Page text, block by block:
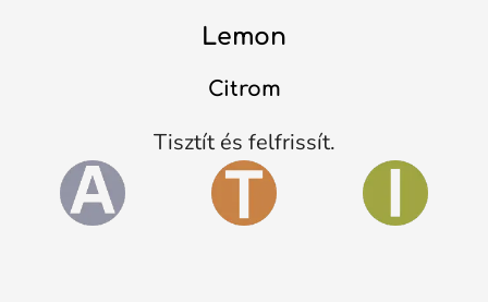
Lemon
Citrom
Tisztít és felfrissít.